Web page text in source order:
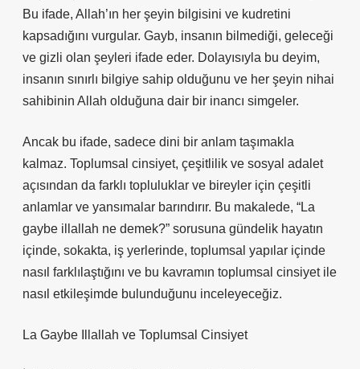
Bu ifade, Allah’ın her şeyin bilgisini ve kudretini
kapsadığını vurgular. Gayb, insanın bilmediği, geleceği
ve gizli olan şeyleri ifade eder. Dolayısıyla bu deyim,
insanın sınırlı bilgiye sahip olduğunu ve her şeyin nihai
sahibinin Allah olduğuna dair bir inancı simgeler.
Ancak bu ifade, sadece dini bir anlam taşımakla
kalmaz. Toplumsal cinsiyet, çeşitlilik ve sosyal adalet
açısından da farklı topluluklar ve bireyler için çeşitli
anlamlar ve yansımalar barındırır. Bu makalede, “La
gaybe illallah ne demek?” sorusuna gündelik hayatın
içinde, sokakta, iş yerlerinde, toplumsal yapılar içinde
nasıl farklılaştığını ve bu kavramın toplumsal cinsiyet ile
nasıl etkileşimde bulunduğunu inceleyeceğiz.
La Gaybe Illallah ve Toplumsal Cinsiyet